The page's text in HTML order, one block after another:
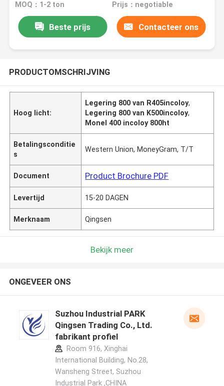
MOQ：1-2 ton Prijs：negotiable
Beste prijs Contacteer ons
PRODUCTOMSCHRIJVING
Hoog licht:
Legering 800 van R405incoloy,
Legering 800 van K500incoloy,
Monel 400 incoloy 800ht
Betalingsconditie
s
Western Union, MoneyGram, T/T
Document Product Brochure PDF
Levertijd 15-20 DAGEN
Merknaam Qingsen
Bekijk meer
ONGEVEER ONS
Suzhou Industrial PARK
Qingsen Trading Co., Ltd.
fabrikant profiel
Room 916, Xinghai
International Building, No.28,
Wansheng Street, Suzhou
Industrial Park ,CHINA